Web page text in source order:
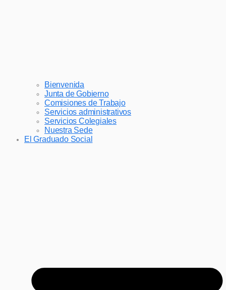
Bienvenida
Junta de Gobierno
Comisiones de Trabajo
Servicios administrativos
Servicios Colegiales
Nuestra Sede
El Graduado Social